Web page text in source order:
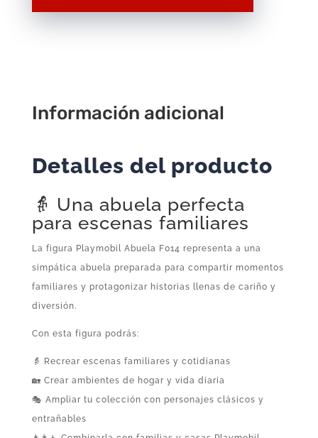
Información adicional
Detalles del producto
👵 Una abuela perfecta
para escenas familiares
La figura Playmobil Abuela F014 representa a una
simpática abuela preparada para compartir momentos
familiares y protagonizar historias llenas de cariño y
diversión.
Con esta figura podrás:
👵 Recrear escenas familiares y cotidianas
🏡 Crear ambientes de hogar y vida diaria
🎭 Ampliar tu colección con personajes clásicos y
entrañables